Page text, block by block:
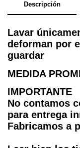
Descripción
Lavar
deforman por
guardar
MEDIDA
IMPORTANTE
No contamos
para entrega
Fabricamos a